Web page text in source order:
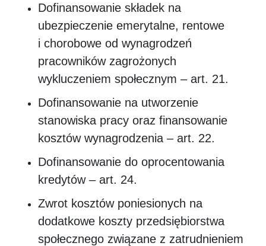
Dofinansowanie składek na
ubezpieczenie emerytalne, rentowe
i chorobowe od wynagrodzeń
pracowników zagrożonych
wykluczeniem społecznym – art. 21.
Dofinansowanie na utworzenie
stanowiska pracy oraz finansowanie
kosztów wynagrodzenia – art. 22.
Dofinansowanie do oprocentowania
kredytów – art. 24.
Zwrot kosztów poniesionych na
dodatkowe koszty przedsiębiorstwa
społecznego związane z zatrudnieniem